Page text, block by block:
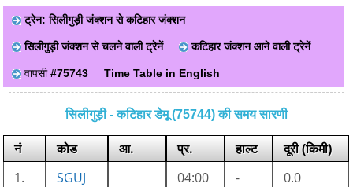
ट्रेन: सिलीगुड़ी जंक्शन से कटिहार जंक्शन
सिलीगुड़ी जंक्शन से चलने वाली ट्रेनें कटिहार जंक्शन आने वाली ट्रेनें
वापसी#75743 Time Table in English
सिलीगुड़ी - कटिहार डेमू (75744) की समय सारणी
नं कोड आ. प्र. हाल्ट
दूरी (किमी)
1.
SGUJ 04:00 -
0.0